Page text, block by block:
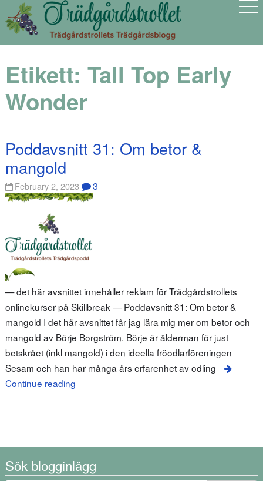
Etikett: Tall Top Early
Wonder
Poddavsnitt 31: Om betor &
mangold
February 2, 2023 3
— det här avsnittet innehåller reklam för Trädgårdstrollets
onlinekurser på Skillbreak — Poddavsnitt 31: Om betor &
mangold I det här avsnittet får jag lära mig mer om betor och
mangold av Börje Borgström. Börje är ålderman för just
betskrået (inkl mangold) i den ideella fröodlarföreningen
Sesam och han har många års erfarenhet av odling
Continue reading
Sök blogginlägg